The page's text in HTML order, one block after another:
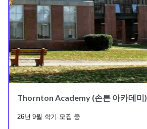
Thornton Academy (손튼 아카데미)
26년 9월 학기 모집 중